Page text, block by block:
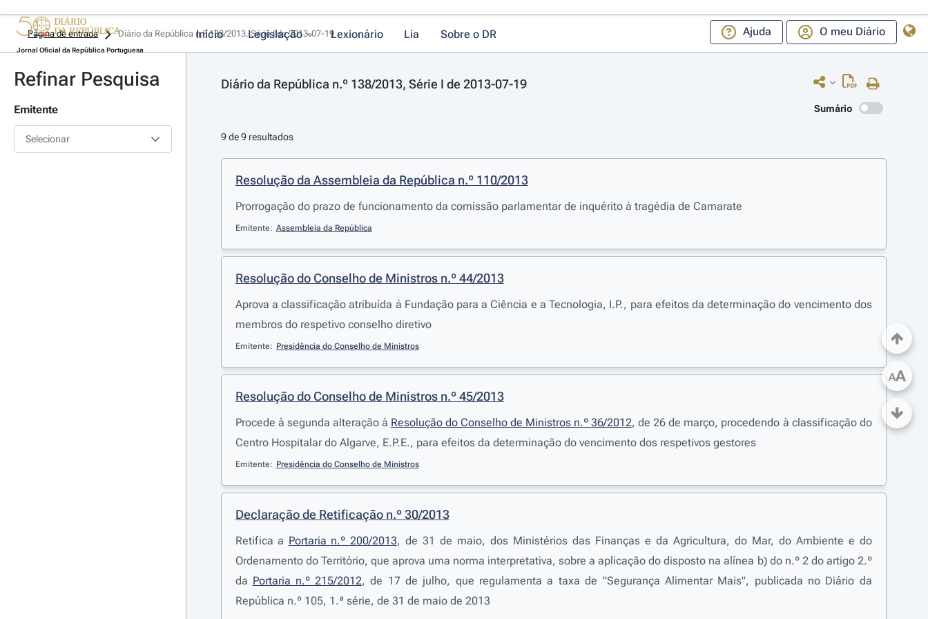
Jornal Oficial da República Portuguesa
Início Legislação Lexionário Lia Sobre o DR Ajuda O meu Diário
Página de entrada Diário da República n.º 138/2013, Série I de 2013-07-19
Refinar Pesquisa
Emitente
Selecionar
Diário da República n.º 138/2013, Série I de 2013-07-19
Sumário
9 de 9 resultados
Resolução da Assembleia da República n.º 110/2013
Prorrogação do prazo de funcionamento da comissão parlamentar de inquérito à tragédia de Camarate
Emitente: Assembleia da República
Resolução do Conselho de Ministros n.º 44/2013
Aprova a classificação atribuída à Fundação para a Ciência e a Tecnologia, I.P., para efeitos da determinação do vencimento dos
membros do respetivo conselho diretivo
Emitente: Presidência do Conselho de Ministros
Resolução do Conselho de Ministros n.º 45/2013
Procede à segunda alteração à Resolução do Conselho de Ministros n.º 36/2012, de 26 de março, procedendo à classificação do
Centro Hospitalar do Algarve, E.P.E., para efeitos da determinação do vencimento dos respetivos gestores
Emitente: Presidência do Conselho de Ministros
Declaração de Retificação n.º 30/2013
Retifica a Portaria n.º 200/2013, de 31 de maio, dos Ministérios das Finanças e da Agricultura, do Mar, do Ambiente e do
Ordenamento do Território, que aprova uma norma interpretativa, sobre a aplicação do disposto na alínea b) do n.º 2 do artigo 2.º
da Portaria n.º 215/2012, de 17 de julho, que regulamenta a taxa de "Segurança Alimentar Mais", publicada no Diário da
República n.º 105, 1.ª série, de 31 de maio de 2013
AA